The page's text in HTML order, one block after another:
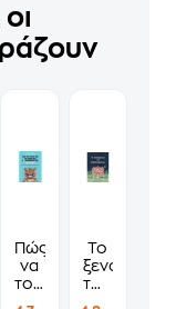
Πώς
να
τους
Το
ξενοδοχείο
των